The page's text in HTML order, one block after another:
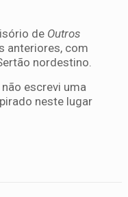
de Outros
anteriores, com
nordestino.
escrevi uma
neste lugar